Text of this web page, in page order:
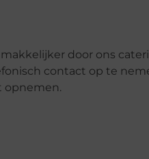
door ons
contact op te
opnemen.